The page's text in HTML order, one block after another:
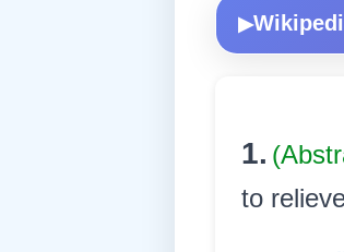
▶
1.
to relieve